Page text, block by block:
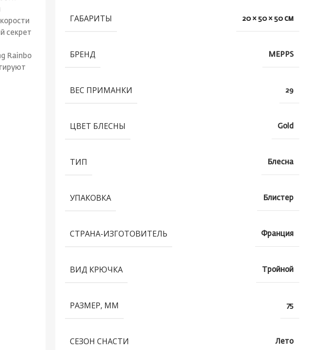
секрет
Rainbo
ГАБАРИТЫ 20 × 50 × 50 см
БРЕНД MEPPS
ВЕС ПРИМАНКИ 29
ЦВЕТ БЛЕСНЫ Gold
ТИП Блесна
УПАКОВКА Блистер
СТРАНА-ИЗГОТОВИТЕЛЬ Франция
ВИД КРЮЧКА Тройной
РАЗМЕР, ММ 75
СЕЗОН СНАСТИ Лето